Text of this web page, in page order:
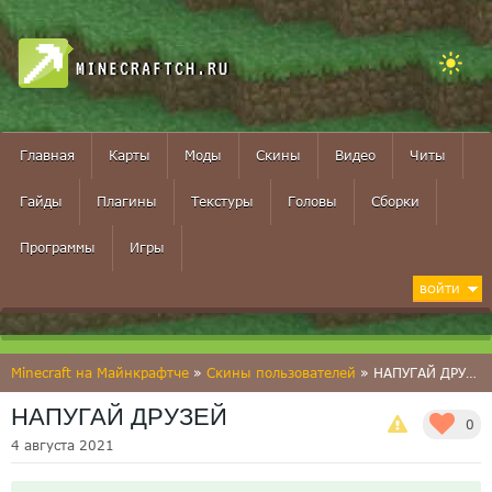
MINECRAFTCH.RU
Главная Карты Моды Скины Видео Читы
Гайды Плагины Текстуры Головы Сборки
Программы Игры
ВОЙТИ
Minecraft на Майнкрафтче » Скины пользователей » НАПУГАЙ ДРУЗЕЙ
0
НАПУГАЙ ДРУЗЕЙ
4 августа 2021